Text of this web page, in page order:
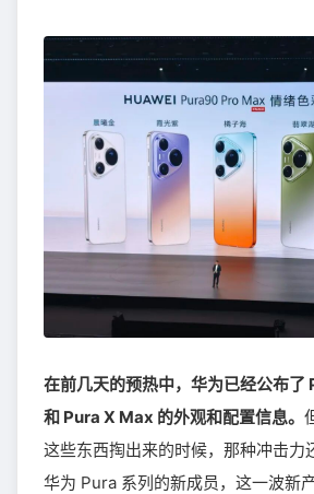
在前几天的预热中，华为已经公布了
和 Pura X Max 的外观和配置信息。
这些东西掏出来的时候，那种冲击力
华为 Pura 系列的新成员，这一波新